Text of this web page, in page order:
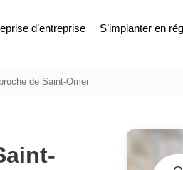
d’entreprise S’implanter en
de Saint-Omer